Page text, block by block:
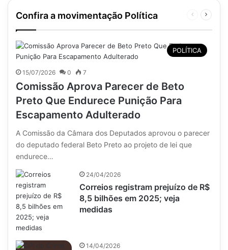
Confira a movimentação Política
Página
POLÍTICA
15/07/2026 0 7
Comissão Aprova Parecer de Beto
Preto Que Endurece Punição Para
Escapamento Adulterado
A Comissão da Câmara dos Deputados aprovou o parecer
do deputado federal Beto Preto ao projeto de lei que
endurece…
24/04/2026
Correios registram prejuízo de R$
8,5 bilhões em 2025; veja
medidas
14/04/2026